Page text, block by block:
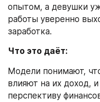
опытом, а девушки
работы уверенно
заработка.
Что это даёт:
Модели понимают,
влияют на их доход,
перспективу